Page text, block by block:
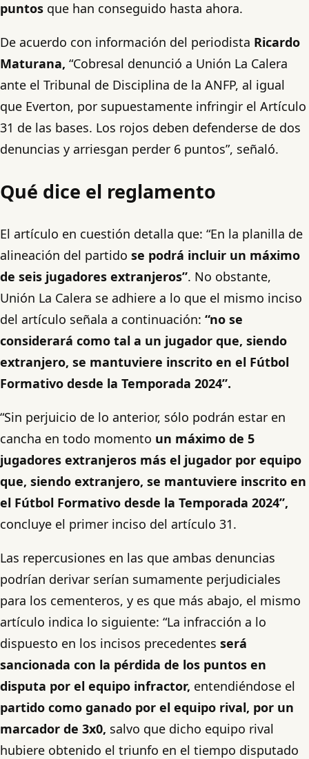
puntos que han conseguido hasta ahora.
De acuerdo con información del periodista Ricardo
Maturana, “Cobresal denunció a Unión La Calera
ante el Tribunal de Disciplina de la ANFP, al igual
que Everton, por supuestamente infringir el Artículo
31 de las bases. Los rojos deben defenderse de dos
denuncias y arriesgan perder 6 puntos”, señaló.
Qué dice el reglamento
El artículo en cuestión detalla que: “En la planilla de
alineación del partido se podrá incluir un máximo
de seis jugadores extranjeros”. No obstante,
Unión La Calera se adhiere a lo que el mismo inciso
del artículo señala a continuación: “no se
considerará como tal a un jugador que, siendo
extranjero, se mantuviere inscrito en el Fútbol
Formativo desde la Temporada 2024”.
“Sin perjuicio de lo anterior, sólo podrán estar en
cancha en todo momento un máximo de 5
jugadores extranjeros más el jugador por equipo
que, siendo extranjero, se mantuviere inscrito en
el Fútbol Formativo desde la Temporada 2024”,
concluye el primer inciso del artículo 31.
Las repercusiones en las que ambas denuncias
podrían derivar serían sumamente perjudiciales
para los cementeros, y es que más abajo, el mismo
artículo indica lo siguiente: “La infracción a lo
dispuesto en los incisos precedentes será
sancionada con la pérdida de los puntos en
disputa por el equipo infractor, entendiéndose el
partido como ganado por el equipo rival, por un
marcador de 3x0, salvo que dicho equipo rival
hubiere obtenido el triunfo en el tiempo disputado